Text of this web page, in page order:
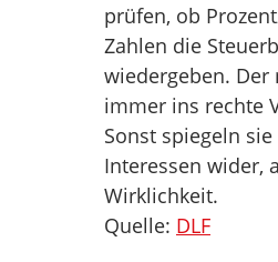
prüfen, ob
Zahlen die
wiedergeben. Der
immer ins rechte
Sonst spiegeln
Interessen wider,
Wirklichkeit.
Quelle: DLF